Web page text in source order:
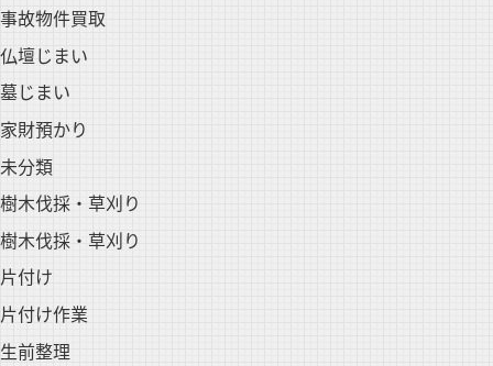
事故物件買取
仏壇じまい
墓じまい
家財預かり
未分類
樹木伐採・草刈り
樹木伐採・草刈り
片付け
片付け作業
生前整理